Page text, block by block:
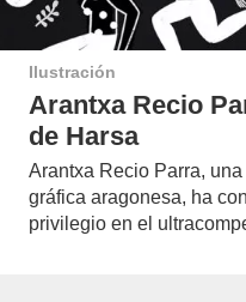
Ilustración
Arantxa Recio
de Harsa
Arantxa Recio Parra,
gráfica aragonesa, ha
privilegio en el